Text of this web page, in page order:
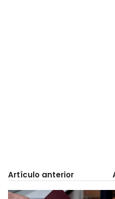
Artículo anterior